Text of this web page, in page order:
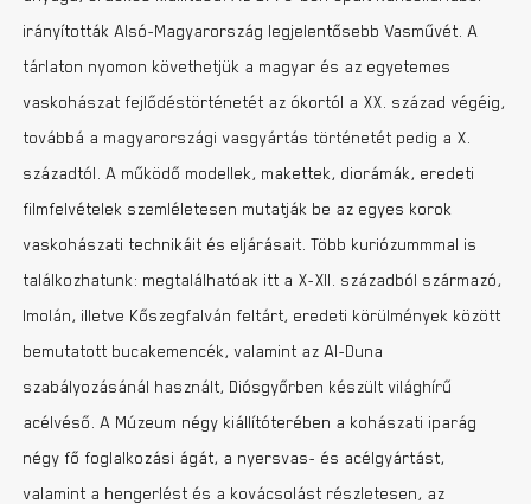
irányították Alsó-Magyarország legjelentősebb Vasművét. A
tárlaton nyomon követhetjük a magyar és az egyetemes
vaskohászat fejlődéstörténetét az ókortól a XX. század végéig,
továbbá a magyarországi vasgyártás történetét pedig a X.
századtól. A működő modellek, makettek, diorámák, eredeti
filmfelvételek szemléletesen mutatják be az egyes korok
vaskohászati technikáit és eljárásait. Több kuriózummmal is
találkozhatunk: megtalálhatóak itt a X-XII. századból származó,
Imolán, illetve Kőszegfalván feltárt, eredeti körülmények között
bemutatott bucakemencék, valamint az Al-Duna
szabályozásánál használt, Diósgyőrben készült világhírű
acélvéső. A Múzeum négy kiállítóterében a kohászati iparág
négy fő foglalkozási ágát, a nyersvas- és acélgyártást,
valamint a hengerlést és a kovácsolást részletesen, az